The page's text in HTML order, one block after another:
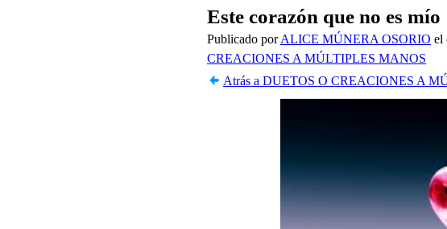
Este corazón que no es mío
Publicado porALICE MÚNERA OSORIO el
CREACIONES A MÚLTIPLES MANOS
Atrás a DUETOS O CREACIONES A